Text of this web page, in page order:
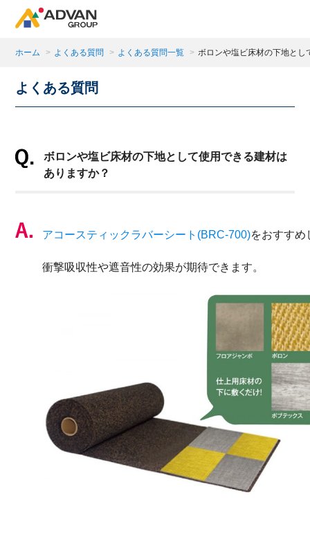
商品ページにある「お気に入り登録」を押すと登録した
示されます。
ホーム > よくある質問 > よくある質問一覧 > ボロンや塩ビ床材の下地と
よくある質問
ボロンや塩ビ床材の下地として使用できる建材は
ありますか？
アコースティックラバーシート(BRC-700)をおすすめ
衝撃吸収性や遮音性の効果が期待できます。